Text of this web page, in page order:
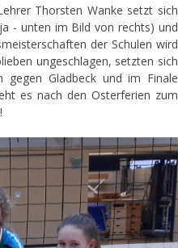
Thorsten Wanke setzt sich
- unten im Bild von rechts) und
der Schulen wird
ungeschlagen, setzten sich
gegen Gladbeck und im Finale
es nach den Osterferien zum